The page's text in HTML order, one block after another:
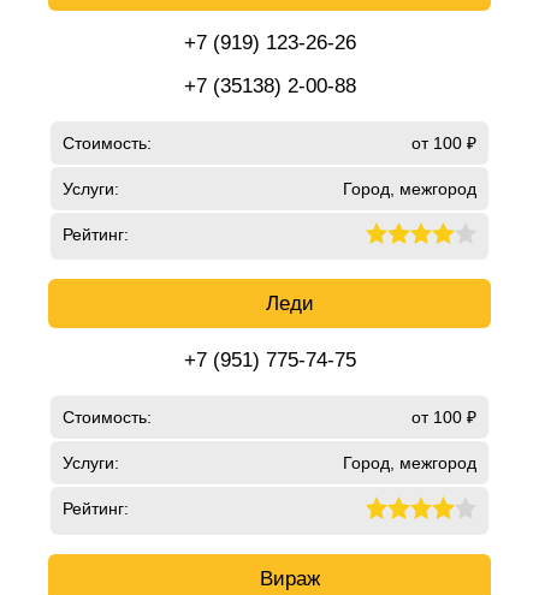
+7 (919) 123-26-26
+7 (35138) 2-00-88
Стоимость: от 100 ₽
Услуги: Город, межгород
Рейтинг:
Леди
+7 (951) 775-74-75
Стоимость: от 100 ₽
Услуги: Город, межгород
Рейтинг:
Вираж